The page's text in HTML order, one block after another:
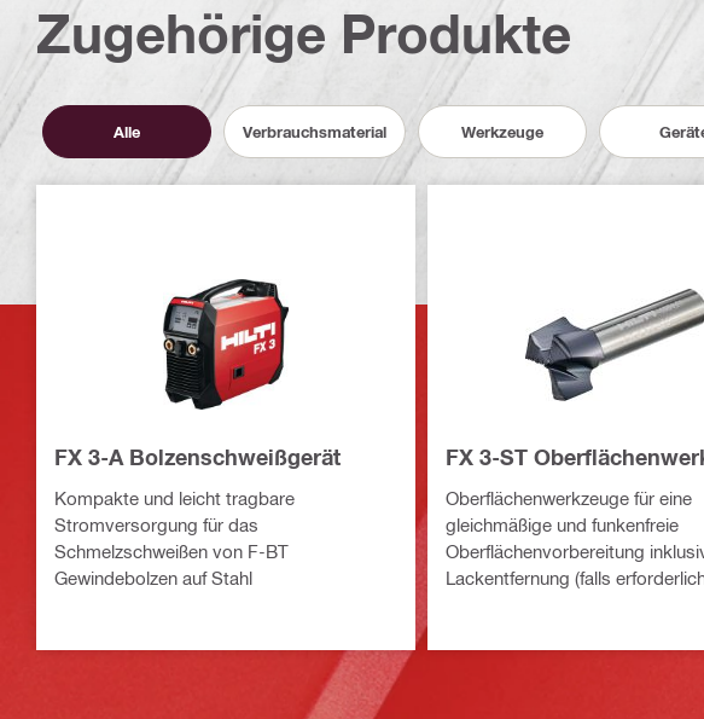
Zugehörige Produkte
Alle Verbrauchsmaterial Werkzeuge
FX 3-A Bolzenschweißgerät
Kompakte und leicht tragbare
Stromversorgung für das
Schmelzschweißen von F-BT
Gewindebolzen auf Stahl
FX 3-ST
Oberflächenwerkzeuge für eine
gleichmäßige und funkenfreie
Oberflächenvorbereitung
Lackentfernung (falls